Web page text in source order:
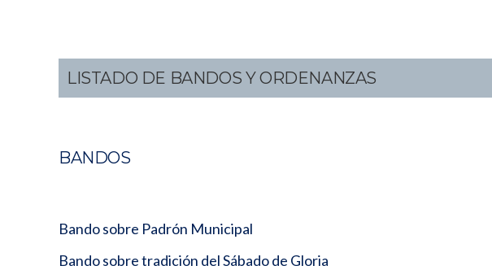
LISTADO DE BANDOS Y ORDENANZAS
BANDOS
Bando sobre Padrón Municipal
Bando sobre tradición del Sábado de Gloria